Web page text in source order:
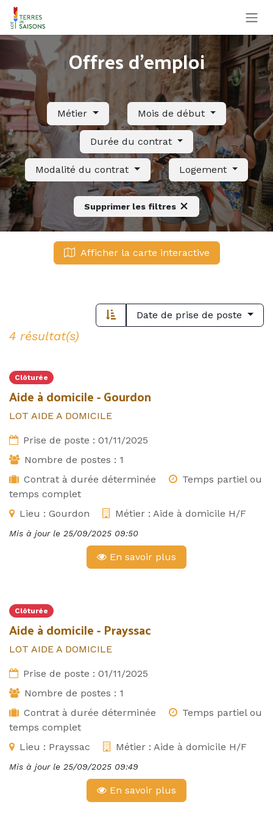
Se rendre au contenu
Offres d'emploi
Métier Mois de début
Durée du contrat
Modalité du contrat Logement
Supprimer les filtres
Afficher la carte interactive
Date de prise de poste
4 résultat(s)
Clôturée
Aide à domicile - Gourdon
LOT AIDE A DOMICILE
Prise de poste : 01/11/2025
Nombre de postes : 1
Contrat à durée déterminée
Temps partiel ou
temps complet
Lieu : Gourdon Métier : Aide à domicile H/F
Mis à jour le 25/09/2025 09:50
En savoir plus
Clôturée
Aide à domicile - Prayssac
LOT AIDE A DOMICILE
Prise de poste : 01/11/2025
Nombre de postes : 1
Contrat à durée déterminée
Temps partiel ou
temps complet
Lieu : Prayssac Métier : Aide à domicile H/F
Mis à jour le 25/09/2025 09:49
En savoir plus